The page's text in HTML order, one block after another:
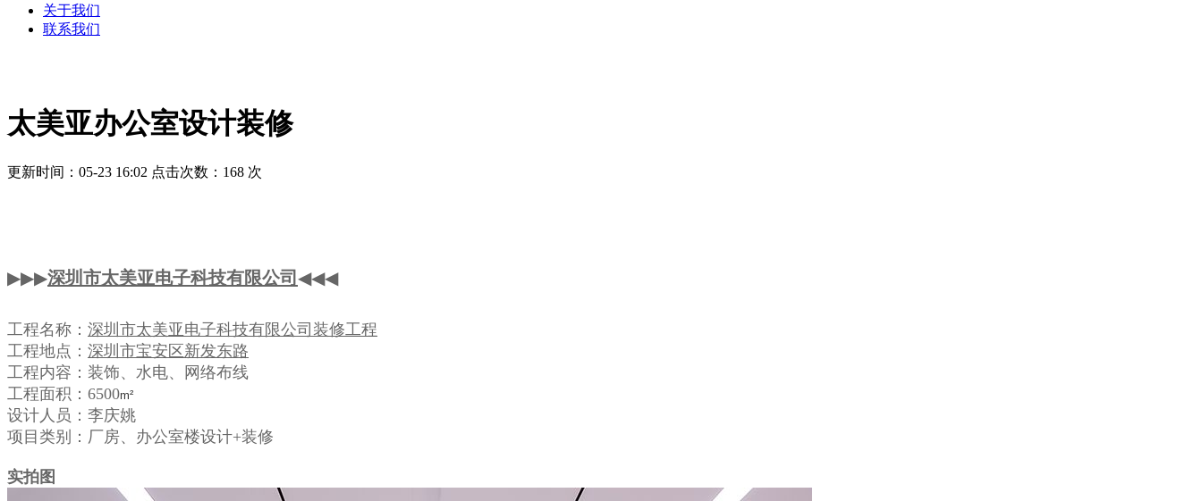
关于我们
联系我们
太美亚办公室设计装修
更新时间：05-23 16:02 点击次数：168 次
▶▶▶深圳市太美亚电子科技有限公司 ◀◀◀
工程名称： 深圳市太美亚电子科技有限公司装修工程
工程地点： 深圳市宝安区新发东路
工程内容：装饰、水电、网络布线
工程面积：6500m²
设计人员：李庆姚
项目类别： 厂房、 办公室楼设计+装修
实拍图